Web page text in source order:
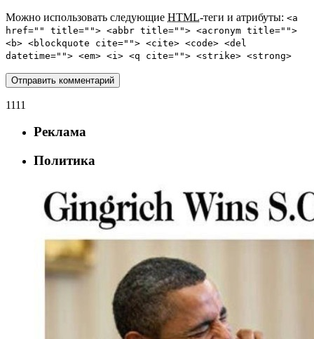
Можно использовать следующие HTML-теги и атрибуты: <a
href="" title=""> <abbr title=""> <acronym title="">
<b> <blockquote cite=""> <cite> <code> <del
datetime=""> <em> <i> <q cite=""> <strike> <strong>
1111
Реклама
Политика